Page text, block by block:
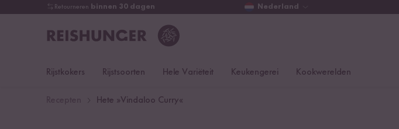
Retourneren binnen 30 dagen Nederland
Rijstkokers Rijstsoorten Hele Variëteit Keukengerei Kookwerelden
Hete »Vindaloo Curry«